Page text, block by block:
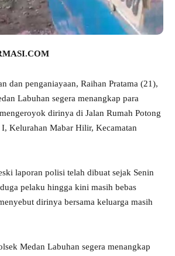
dan penganiayaan, Raihan Pratama (21),
Labuhan segera menangkap para
dirinya di Jalan Rumah Potong
Kelurahan Mabar Hilir, Kecamatan
laporan polisi telah dibuat sejak Senin
pelaku hingga kini masih bebas
dirinya bersama keluarga masih
Medan Labuhan segera menangkap